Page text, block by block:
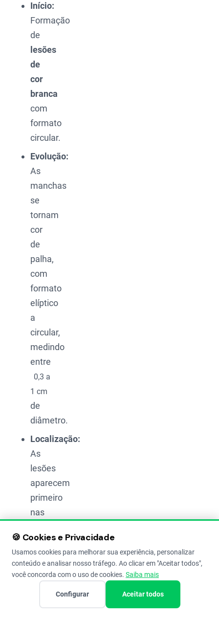
Início:
Formação
de
lesões
de
cor
branca
com
formato
circular.
Evolução:
As
manchas
se
tornam
cor
de
palha,
com
formato
elíptico
a
circular,
medindo
entre
0,3 a
1 cm
de
diâmetro.
Localização:
As
lesões
aparecem
primeiro
nas
de
baixo
da
planta
🍪 Cookies e Privacidade
Usamos cookies para melhorar sua experiência, personalizar
conteúdo e analisar nosso tráfego. Ao clicar em "Aceitar todos",
você concorda com o uso de cookies. Saiba mais
Configurar Aceitar todos